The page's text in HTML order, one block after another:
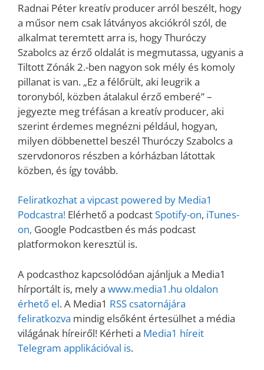
Radnai Péter kreatív producer arról beszélt, hogy
a műsor nem csak látványos akciókról szól, de
alkalmat teremtett arra is, hogy Thuróczy
Szabolcs az érző oldalát is megmutassa, ugyanis a
Tiltott Zónák 2.-ben nagyon sok mély és komoly
pillanat is van. „Ez a félőrült, aki leugrik a
toronyból, közben átalakul érző emberé” –
jegyezte meg tréfásan a kreatív producer, aki
szerint érdemes megnézni például, hogyan,
milyen döbbenettel beszél Thuróczy Szabolcs a
szervdonoros részben a kórházban látottak
közben, és így tovább.
Feliratkozhat a vipcast powered by Media1
Podcastra! Elérhető a podcastSpotify-on, iTunes-
on, Google Podcastben és más podcast
platformokon keresztül is.
A podcasthoz kapcsolódóan ajánljuk a Media1
hírportált is, mely a www.media1.hu oldalon
érhető el. A Media1 RSS csatornájára
feliratkozva mindig elsőként értesülhet a média
világának híreiről! Kérheti a Media1 híreit
Telegram applikációval is.